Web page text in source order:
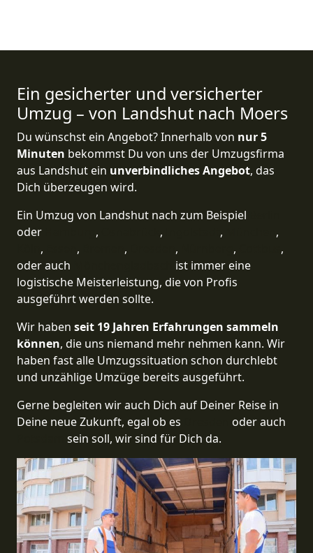
Ein gesicherter und versicherter
Umzug – von Landshut nach Moers
Du wünschst ein Angebot? Innerhalb von nur 5
Minuten bekommst Du von uns der Umzugsfirma
aus Landshut ein unverbindliches Angebot, das
Dich überzeugen wird.
Ein Umzug von Landshut nach zum Beispiel
oder
, , ,
,
, , , , ,
,
oder auch
ist immer eine
logistische Meisterleistung, die von Profis
ausgeführt werden sollte.
Wir haben seit 19 Jahren Erfahrungen sammeln
können, die uns niemand mehr nehmen kann. Wir
haben fast alle Umzugssituation schon durchlebt
und unzählige Umzüge bereits ausgeführt.
Gerne begleiten wir auch Dich auf Deiner Reise in
Deine neue Zukunft, egal ob es
oder auch
sein soll, wir sind für Dich da.